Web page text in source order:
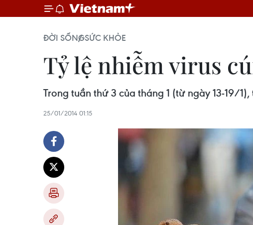
ĐỜI SỐNGSỨC KHỎE
Tỷ lệ nhiễm virus
Trong tuần thứ 3 của tháng 1 (từ ngày 13-19/
25/01/2014 01:15